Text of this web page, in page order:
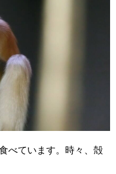
べています。時々、殻